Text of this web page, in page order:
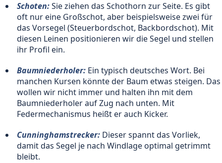
Schoten:Sie ziehen das Schothorn zur Seite. Es gibt
oft nur eine Großschot, aber beispielsweise zwei für
das Vorsegel (Steuerbordschot, Backbordschot). Mit
diesen Leinen positionieren wir die Segel und stellen
ihr Profil ein.
Baumniederholer:Ein typisch deutsches Wort. Bei
manchen Kursen könnte der Baum etwas steigen. Das
wollen wir nicht immer und halten ihn mit dem
Baumniederholer auf Zug nach unten. Mit
Federmechanismus heißt er auch Kicker.
Cunninghamstrecker:Dieser spannt das Vorliek,
damit das Segel je nach Windlage optimal getrimmt
bleibt.